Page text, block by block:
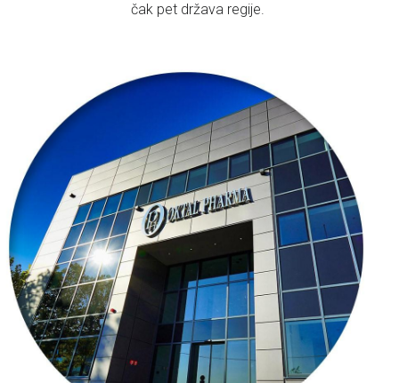
čak pet država regije.